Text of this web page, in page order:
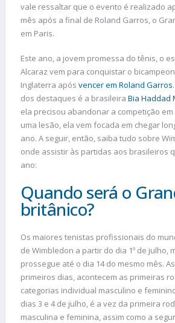
vale ressaltar que o evento é realizado
mês após a final de Roland Garros, o
em Paris.
Este ano, a jovem promessa do tênis, o
Alcaraz vem para conquistar o
Inglaterra após vencer em Roland Garros
dos destaques é a brasileira Bia Haddad
ela precisou abandonar a competição
uma lesão, ela vem focada em chegar
ano. A seguir, então, saiba tudo sobre
onde assistir às partidas aos brasileiros
ano:
Quando será o
britânico?
Os maiores tenistas profissionais do
de Wimbledon a partir do dia 1º de julho,
prossegue até o dia 14 do mesmo mês.
primeiros dias, acontecem as primeiras
categorias individual masculino e
dias 3 e 4 de julho, é a vez da primeira
masculina e feminina, assim como a